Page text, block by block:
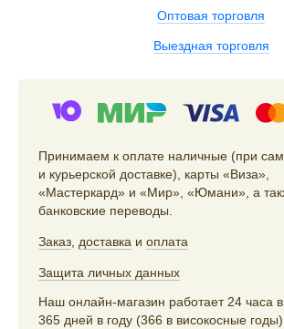
Оптовая торговля
Выездная торговля
Принимаем к оплате наличные (при
и курьерской доставке), карты «Виза»,
«Мастеркард» и «Мир», «Юмани», а
банковские переводы.
Заказ доставка и оплата
Защита личных данных
Наш онлайн-магазин работает 24 часа в
365 дней в году (366 в високосные годы).